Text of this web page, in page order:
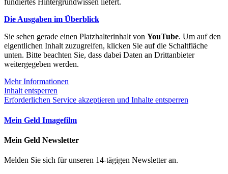
fundiertes Hintergrundwissen liefert.
Die Ausgaben im Überblick
Sie sehen gerade einen Platzhalterinhalt von YouTube. Um auf den
eigentlichen Inhalt zuzugreifen, klicken Sie auf die Schaltfläche
unten. Bitte beachten Sie, dass dabei Daten an Drittanbieter
weitergegeben werden.
Mehr Informationen
Inhalt entsperren
Erforderlichen Service akzeptieren und Inhalte entsperren
Mein Geld Imagefilm
Mein Geld Newsletter
Melden Sie sich für unseren 14-tägigen Newsletter an.